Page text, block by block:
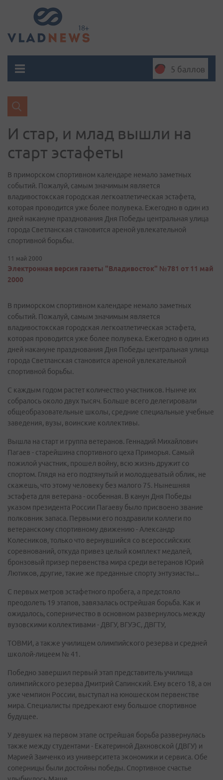
5 баллов
И стар, и млад вышли на
старт эстафеты
В приморском спортивном календаре немало заметных
событий. Пожалуй, самым значимым является
владивостокская городская легкоатлетическая эстафета,
которая проводится уже более полувека. Ежегодно в один из
дней накануне празднования Дня Победы центральная улица
города Светланская становится ареной увлекательной
спортивной борьбы.
11 май 2000
Электронная версия газеты "Владивосток" №781 от 11 май
2000
В приморском спортивном календаре немало заметных
событий. Пожалуй, самым значимым является
владивостокская городская легкоатлетическая эстафета,
которая проводится уже более полувека. Ежегодно в один из
дней накануне празднования Дня Победы центральная улица
города Светланская становится ареной увлекательной
спортивной борьбы.
С каждым годом растет количество участников. Нынче их
собралось около двух тысяч. Больше всего делегировали
общеобразовательные школы, средние специальные учебные
заведения, вузы, воинские коллективы.
Вышла на старт и группа ветеранов. Геннадий Михайлович
Пагаев - старейшина спортивного цеха Приморья. Самый
пожилой участник, прошел войну, всю жизнь дружит со
спортом. Глядя на его подтянутый и молодцеватый облик, не
скажешь, что этому человеку без малого 75. Нынешняя
эстафета для ветерана - особенная. В канун Дня Победы
указом президента России Пагаеву было присвоено звание
полковник запаса. Первыми его поздравили коллеги по
ветеранскому спортивному движению - Александр
Колесников, только что вернувшийся со всероссийских
соревнований, откуда привез целый комплект медалей,
бронзовый призер первенства мира среди ветеранов Юрий
Лютиков, другие, такие же преданные спорту энтузиасты...
С первых метров эстафетного пробега, а предстояло
преодолеть 19 этапов, завязалась острейшая борьба. Как и
ожидалось, соперничество в основном развернулось между
вузовскими коллективами - ДВГУ, ВГУЭС, ДВГТУ,
ТОВМИ, а также училищем олимпийского резерва и средней
школой-лицеем № 41.
Победно завершил первый этап представитель училища
олимпийского резерва Дмитрий Сапинский. Ему всего 18, а он
уже чемпион России, выступал на юношеском первенстве
мира. Специалисты предрекают ему большое спортивное
будущее.
У девушек на первом этапе острейшая борьба развернулась
также между студентами - Екатериной Дахновской (ДВГУ) и
Марией Заиченко из университета экономики и сервиса. Обе
соперницы были достойны победы. Спортивное счастье